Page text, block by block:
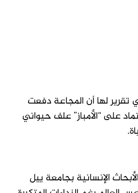
لها أن المجاعة دفعت
على “الأمباز” علف حيواني
الإنسانية بجامعة ييل